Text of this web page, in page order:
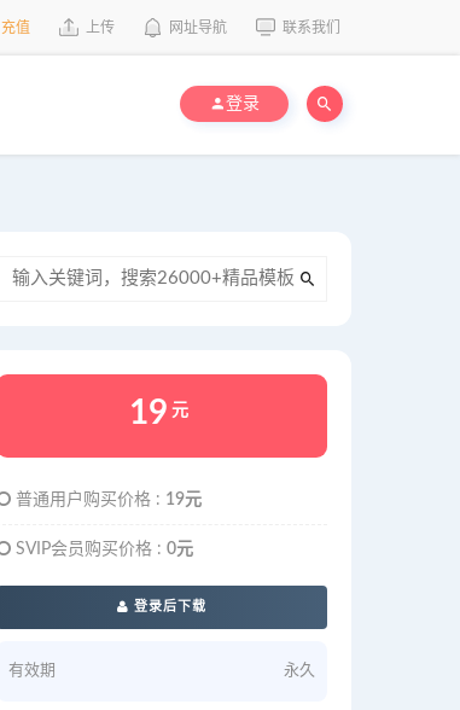
充值 上传 网址导航 联系我们
登录
19 元
普通用户购买价格 : 19元
SVIP会员购买价格 : 0元
登录后下载
有效期 永久